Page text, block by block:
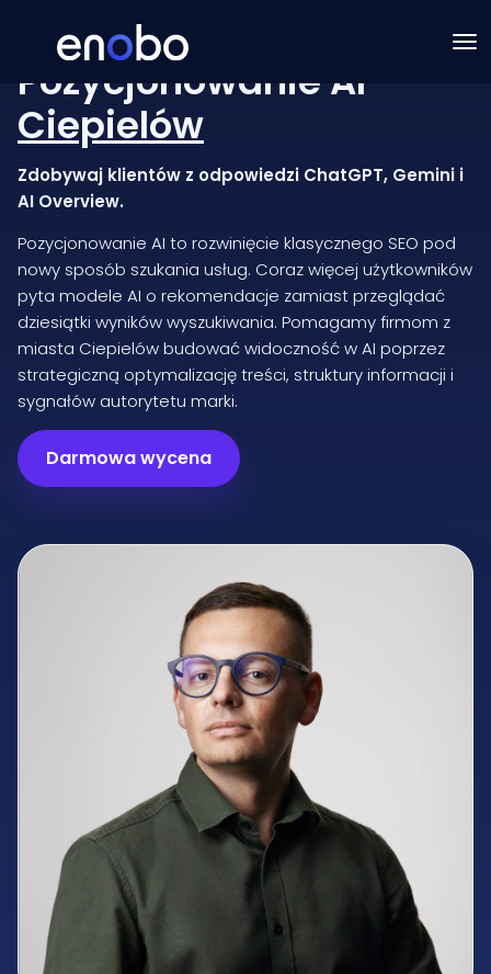
Pozycjonowanie AI
Ciepielów
Zdobywaj klientów z odpowiedzi ChatGPT, Gemini i
AI Overview.
Pozycjonowanie AI to rozwinięcie klasycznego SEO pod
nowy sposób szukania usług. Coraz więcej użytkowników
pyta modele AI o rekomendacje zamiast przeglądać
dziesiątki wyników wyszukiwania. Pomagamy firmom z
miasta Ciepielów budować widoczność w AI poprzez
strategiczną optymalizację treści, struktury informacji i
sygnałów autorytetu marki.
Darmowa wycena